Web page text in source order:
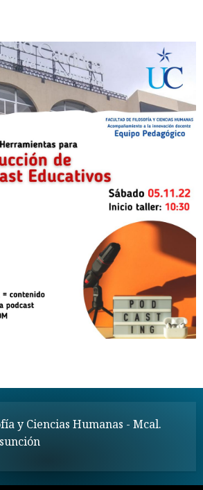
y Ciencias Humanas - Mcal.